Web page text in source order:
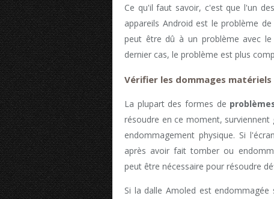
Ce qu'il faut savoir, c'est que l'un
appareils Android est le problème
peut être dû à un problème avec
dernier cas, le problème est plus
Vérifier les dommages matériels
La plupart des formes de
résoudre en ce moment,
endommagement physique. Si
après avoir fait tomber ou
peut être nécessaire pour résoudre
Si la dalle Amoled est